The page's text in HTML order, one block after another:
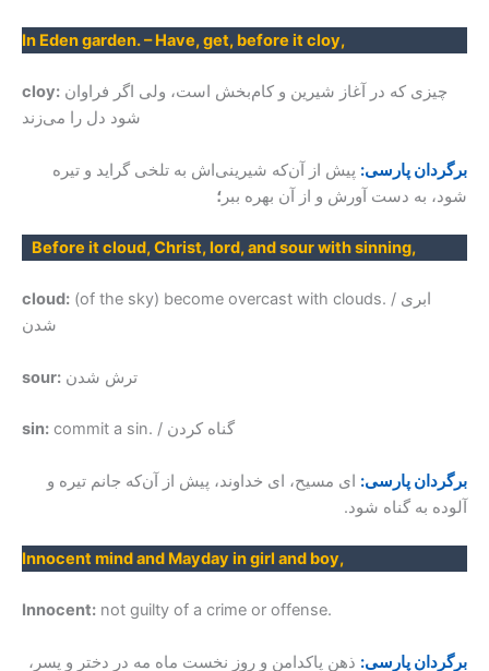
In Eden garden. – Have, get, before it cloy,
cloy:
شود دل را می‌زند
برگردان پارسی: پیش از آن‌که شیرینی‌اش به تلخی گراید و تیره
شود، به دست آورش و از آن بهره ببر ؛
Before it cloud, Christ, lord, and sour with sinning,
cloud: (of the sky) become overcast with clouds. / ابری
شدن
sour: ترش شدن
sin: commit a sin. / گناه کردن
برگردان پارسی: ای مسیح، ای خداوند، پیش از آن‌که جانم تیره و
آلوده به گناه شود.
Innocent mind and Mayday in girl and boy,
Innocent: not guilty of a crime or offense.
برگردان پارسی: ذهن پاکدامن و روز نخست ماه مه در دختر و پسر،